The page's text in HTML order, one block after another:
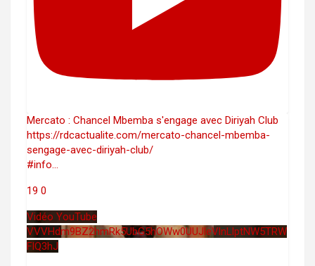
Mercato : Chancel Mbemba s'engage avec Diriyah Club
https://rdcactualite.com/mercato-chancel-mbemba-
sengage-avec-diriyah-club/
#info...
19 0
Vidéo YouTube
VVVHdm9BZ2hmRk5UbG5hOWw0UUJleVlnLlptNW5TRW
FlQ3hJ